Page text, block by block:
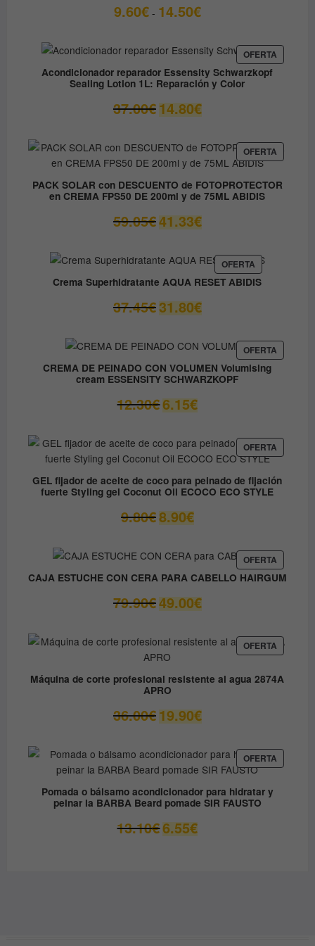
9.60€ - 14.50€Rango
desde
9.60€
hasta
14.50€
OFERTA
EN
Acondicionador reparador Essensity Schwarzkopf
Sealing Lotion 1L: Reparación y Color
37.00€ El
precio
era:
37.00€.
14.80€El
precio
es:
14.80€.
OFERTA
EN
PACK SOLAR con DESCUENTO de FOTOPROTECTOR
en CREMA FPS50 DE 200ml y de 75ML ABIDIS
59.05€ El
precio
era:
59.05€.
41.33€El
precio
es:
41.33€.
OFERTAPRODUCTO
EN
OFERTA
Crema Superhidratante AQUA RESET ABIDIS
37.45€ El
precio
era:
37.45€.
31.80€El
precio
es:
31.80€.
OFERTA
EN
CREMA DE PEINADO CON VOLUMEN Volumising
cream ESSENSITY SCHWARZKOPF
12.30€El
precio
era:
12.30€.
6.15€El
precio
es:
6.15€.
OFERTA
EN
GEL fijador de aceite de coco para peinado de fijación
fuerte Styling gel Coconut Oil ECOCO ECO STYLE
9.80€ El
precio
era:
9.80€.
8.90€El
precio
es:
8.90€.
OFERTA
EN
OFERTA
CAJA ESTUCHE CON CERA PARA CABELLO HAIRGUM
79.90€ El
precio
era:
79.90€.
49.00€El
precio
es:
OFERTA
EN
Máquina de corte profesional resistente al agua 2874A
APRO
36.00€ El
precio
era:
36.00€.
19.90€El
precio
es:
19.90€.
OFERTA
EN
Pomada o bálsamo acondicionador para hidratar y
peinar la BARBA Beard pomade SIR FAUSTO
13.10€El
precio
6.55€El
precio